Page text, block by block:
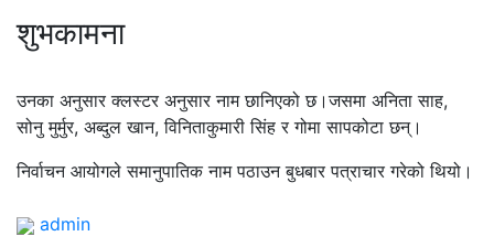
शुभकामना
उनका अनुसार क्लस्टर अनुसार नाम छानिएको छ।जसमा अनिता साह,
सोनु मुर्मुर, अब्दुल खान, विनिताकुमारी सिंह र गोमा सापकोटा छन्।
निर्वाचन आयोगले समानुपातिक नाम पठाउन बुधबार पत्राचार गरेको थियो।
admin